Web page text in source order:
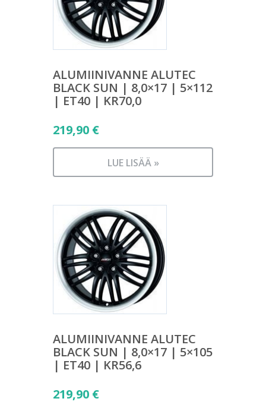
ALUMIINIVANNE ALUTEC
BLACK SUN | 8,0×17 | 5×112
| ET40 | KR70,0
219,90 €
LUE LISÄÄ »
ALUMIINIVANNE ALUTEC
BLACK SUN | 8,0×17 | 5×105
| ET40 | KR56,6
219,90 €